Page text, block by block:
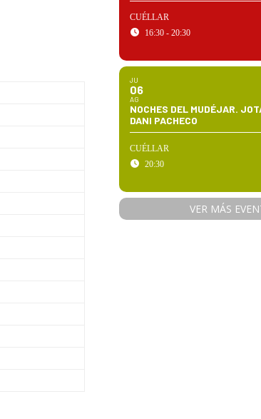
CUÉLLAR
16:30 - 20:30
JU
06
AG
NOCHES DEL MUDÉJAR.
DANI PACHECO
CUÉLLAR
20:30
VER MÁS